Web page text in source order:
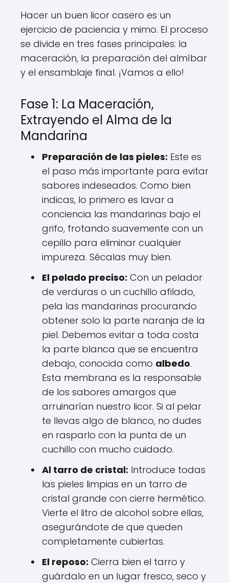
Hacer un buen licor casero es un
ejercicio de paciencia y mimo. El proceso
se divide en tres fases principales: la
maceración, la preparación del almíbar
y el ensamblaje final. ¡Vamos a ello!
Fase 1: La Maceración,
Extrayendo el Alma de la
Mandarina
Preparación de las pieles: Este es
el paso más importante para evitar
sabores indeseados. Como bien
indicas, lo primero es lavar a
conciencia las mandarinas bajo el
grifo, frotando suavemente con un
cepillo para eliminar cualquier
impureza. Sécalas muy bien.
El pelado preciso: Con un pelador
de verduras o un cuchillo afilado,
pela las mandarinas procurando
obtener solo la parte naranja de la
piel. Debemos evitar a toda costa
la parte blanca que se encuentra
debajo, conocida como albedo.
Esta membrana es la responsable
de los sabores amargos que
arruinarían nuestro licor. Si al pelar
te llevas algo de blanco, no dudes
en rasparlo con la punta de un
cuchillo con mucho cuidado.
Al tarro de cristal: Introduce todas
las pieles limpias en un tarro de
cristal grande con cierre hermético.
Vierte el litro de alcohol sobre ellas,
asegurándote de que queden
completamente cubiertas.
El reposo: Cierra bien el tarro y
guárdalo en un lugar fresco, seco y